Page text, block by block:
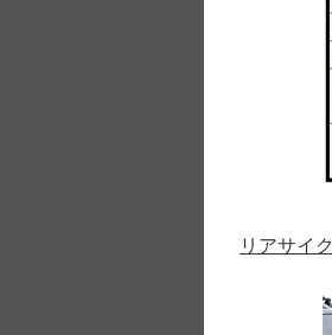
リアサイ